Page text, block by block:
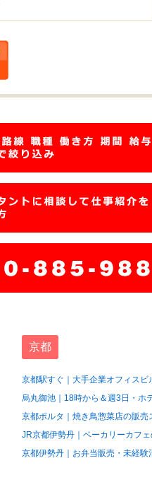
京都
京都駅すぐ｜大手企業オフィスビ
烏丸御池｜18時から＆週3日・ホ
京都ポルタ｜焼き鳥惣菜店の販売
JR京都伊勢丹｜ベーカリーカフ
京都伊勢丹｜お弁当販売・未経験